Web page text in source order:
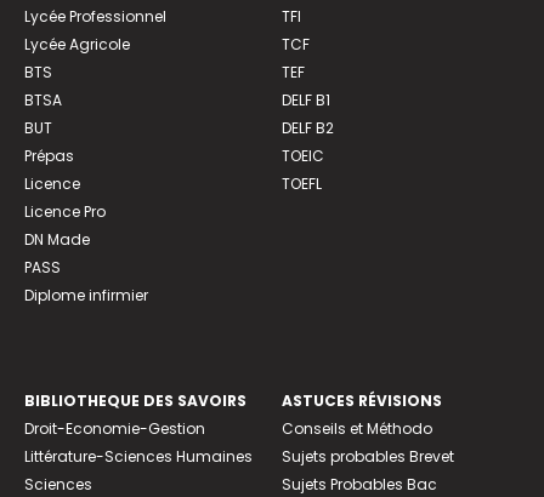
Lycée Professionnel
Lycée Agricole
BTS
BTSA
BUT
Prépas
Licence
Licence Pro
DN Made
PASS
Diplome infirmier
TFI
TCF
TEF
DELF B1
DELF B2
TOEIC
TOEFL
BIBLIOTHEQUE DES SAVOIRS
Droit-Economie-Gestion
Littérature-Sciences Humaines
Sciences
ASTUCES RÉVISIONS
Conseils et Méthodo
Sujets probables Brevet
Sujets Probables Bac